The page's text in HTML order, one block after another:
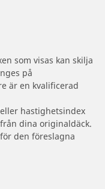
som visas kan skilja
på
är en kvalificerad
hastighetsindex
dina originaldäck.
den föreslagna